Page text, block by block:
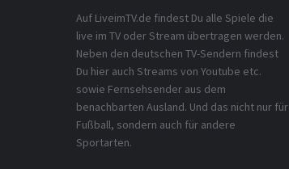
Auf LiveimTV.de findest Du alle Spiele die
live im TV oder Stream übertragen werden.
Neben den deutschen TV-Sendern findest
Du hier auch Streams von Youtube etc.
sowie Fernsehsender aus dem
benachbarten Ausland. Und das nicht nur für
Fußball, sondern auch für andere
Sportarten.